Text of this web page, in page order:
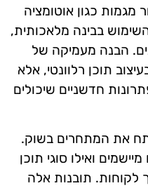
מגמות כגון אוטומציה
בבינה מלאכותית,
הבנה מעמיקה של
תוכן רלוונטי, אלא
חדשניים שיכולים
את המתחרים בשוק.
ואילו סוגי תוכן
תובנות אלה